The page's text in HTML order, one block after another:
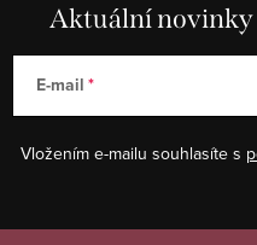
Aktuální novinky
E-mail
Vložením e-mailu souhlasíte s